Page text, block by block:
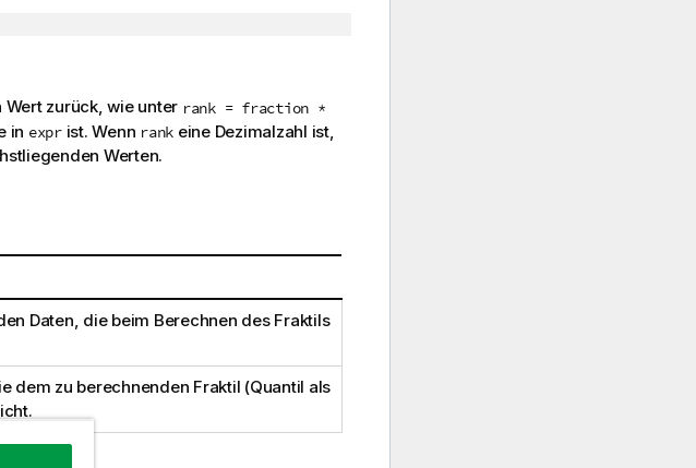
Wert zurück, wie unter rank = fraction *
in exprist. Wenn rank eine Dezimalzahl ist,
Werten.
Daten, die beim Berechnen des Fraktils
dem zu berechnenden Fraktil (Quantil als